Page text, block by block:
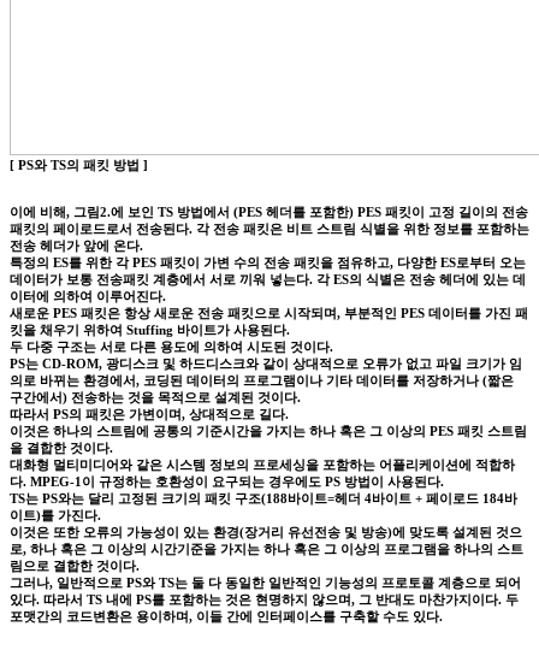
[ PS와 TS의 패킷 방법 ]
이에 비해, 그림2.에 보인 TS 방법에서 (PES 헤더를 포함한) PES 패킷이 고정 길이의 전송
패킷의 페이로드로서 전송된다. 각 전송 패킷은 비트 스트림 식별을 위한 정보를 포함하는
전송 헤더가 앞에 온다.
특정의 ES를 위한 각 PES 패킷이 가변 수의 전송 패킷을 점유하고, 다양한 ES로부터 오는
데이터가 보통 전송패킷 계층에서 서로 끼워 넣는다. 각 ES의 식별은 전송 헤더에 있는 데
이터에 의하여 이루어진다.
새로운 PES 패킷은 항상 새로운 전송 패킷으로 시작되며, 부분적인 PES 데이터를 가진 패
킷을 채우기 위하여 Stuffing 바이트가 사용된다.
두 다중 구조는 서로 다른 용도에 의하여 시도된 것이다.
PS는 CD-ROM, 광디스크 및 하드디스크와 같이 상대적으로 오류가 없고 파일 크기가 임
의로 바뀌는 환경에서, 코딩된 데이터의 프로그램이나 기타 데이터를 저장하거나 (짧은
구간에서) 전송하는 것을 목적으로 설계된 것이다.
따라서 PS의 패킷은 가변이며, 상대적으로 길다.
이것은 하나의 스트림에 공통의 기준시간을 가지는 하나 혹은 그 이상의 PES 패킷 스트림
을 결합한 것이다.
대화형 멀티미디어와 같은 시스템 정보의 프로세싱을 포함하는 어플리케이션에 적합하
다. MPEG-1이 규정하는 호환성이 요구되는 경우에도 PS 방법이 사용된다.
TS는 PS와는 달리 고정된 크기의 패킷 구조(188바이트=헤더 4바이트 + 페이로드 184바
이트)를 가진다.
이것은 또한 오류의 가능성이 있는 환경(장거리 유선전송 및 방송)에 맞도록 설계된 것으
로, 하나 혹은 그 이상의 시간기준을 가지는 하나 혹은 그 이상의 프로그램을 하나의 스트
림으로 결합한 것이다.
그러나, 일반적으로 PS와 TS는 둘 다 동일한 일반적인 기능성의 프로토콜 계층으로 되어
있다. 따라서 TS 내에 PS를 포함하는 것은 현명하지 않으며, 그 반대도 마찬가지이다. 두
포맷간의 코드변환은 용이하며, 이들 간에 인터페이스를 구축할 수도 있다.